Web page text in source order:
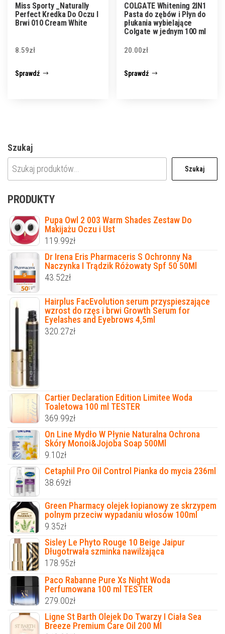
Miss Sporty _Naturally
Perfect Kredka Do Oczu I
Brwi 010 Cream White
8.59zł
Sprawdź
COLGATE Whitening 2IN1
Pasta do zębów i Płyn do
płukania wybielające
Colgate w jednym 100 ml
20.00zł
Sprawdź
Szukaj
Szukaj
PRODUKTY
Pupa Owl 2 003 Warm Shades Zestaw Do
Makijażu Oczu i Ust
119.99zł
Dr Irena Eris Pharmaceris S Ochronny Na
Naczynka I Trądzik Różowaty Spf 50 50Ml
43.52zł
Hairplus FacEvolution serum przyspieszające
wzrost do rzęs i brwi Growth Serum for
Eyelashes and Eyebrows 4,5ml
320.27zł
Cartier Declaration Edition Limitee Woda
Toaletowa 100 ml TESTER
369.99zł
On Line Mydło W Płynie Naturalna Ochrona
Skóry Monoi&Jojoba Soap 500Ml
9.10zł
Cetaphil Pro Oil Control Pianka do mycia 236ml
38.69zł
Green Pharmacy olejek łopianowy ze skrzypem
polnym przeciw wypadaniu włosów 100ml
9.35zł
Sisley Le Phyto Rouge 10 Beige Jaipur
Długotrwała szminka nawilżająca
178.95zł
Paco Rabanne Pure Xs Night Woda
Perfumowana 100 ml TESTER
279.00zł
Ligne St Barth Olejek Do Twarzy I Ciała Sea
Breeze Premium Care Oil 200 Ml